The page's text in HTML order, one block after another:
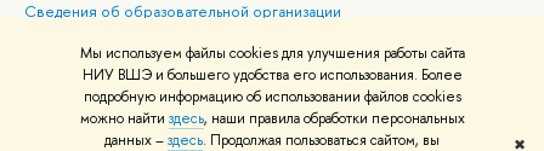
Мы используем файлы cookies для улучшения работы сайта
НИУ ВШЭ и большего удобства его использования. Более
подробную информацию об использовании файлов cookies
можно найти здесь, наши правила обработки персональных
данных –здесь. Продолжая пользоваться сайтом, вы ✖
Сведения об образовательной организации
Людям с ограниченными возможностями здоровья
Единая платежная страница
Работа в Вышке